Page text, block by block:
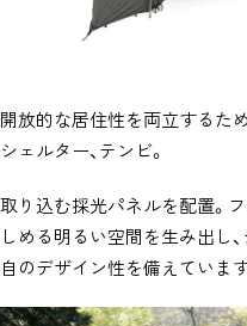
放的な居住性を両立するた
ェルター、テンビ。
り込む採光パネルを配置。
める明るい空間を生み出し
のデザイン性を備えています